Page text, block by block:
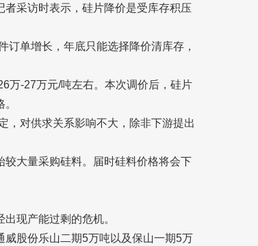
采访时表示，硅片降价是受库存积压
订单增长，年底只能选择降价清库存，
万-27万元/吨左右。本次调价后，硅片
，对供求关系影响不大，除非下游提出
大量采购硅料。届时硅料价格将会下
现产能过剩的危机。
股份乐山二期5万吨以及保山一期5万